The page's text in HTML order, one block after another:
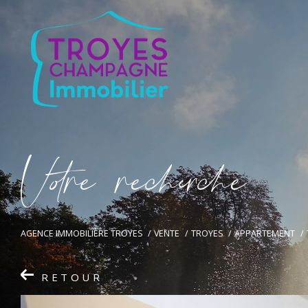
Vore recece
AGENCE IMMOBILIÈRE TROYES VENTE TROYES APPARTEMENT
RETOUR